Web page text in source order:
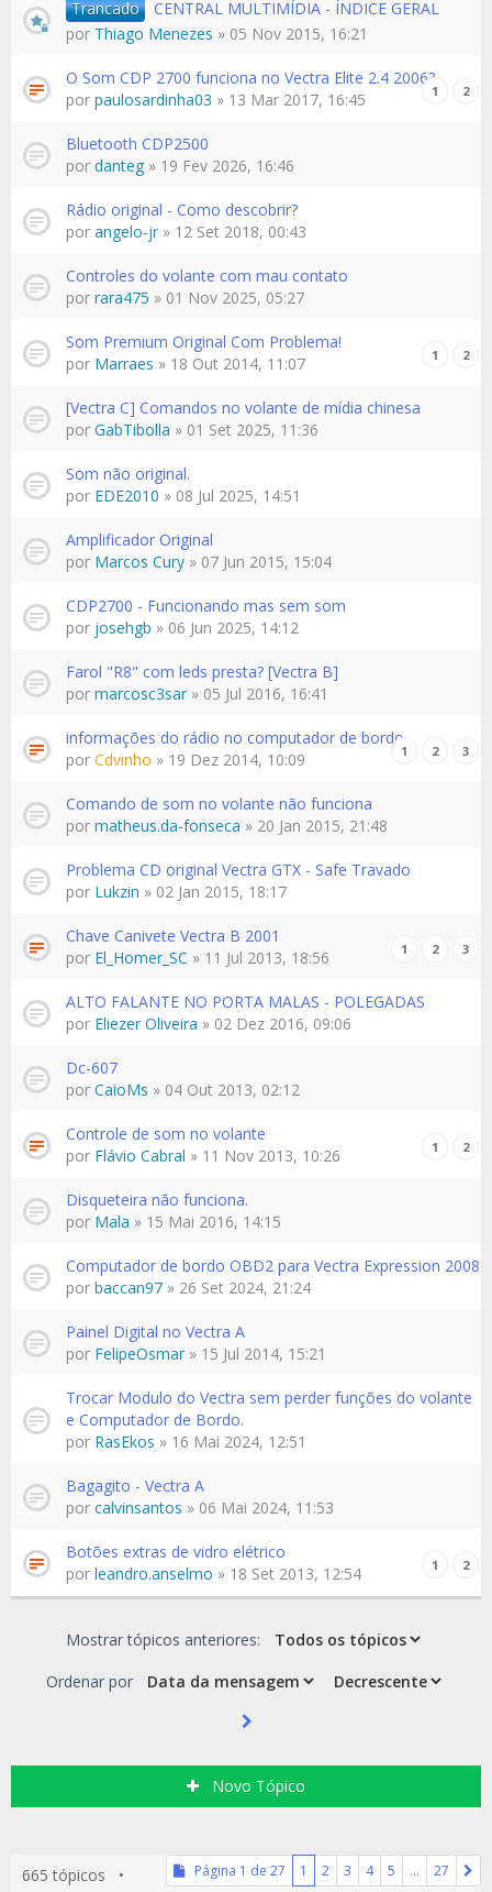
Trancado
CENTRAL MULTIMÍDIA - ÍNDICE GERAL
por Thiago Menezes » 05 Nov 2015, 16:21
O Som CDP 2700 funciona no Vectra Elite 2.4 2006?
1 2
por paulosardinha03 » 13 Mar 2017, 16:45
Bluetooth CDP2500
por danteg » 19 Fev 2026, 16:46
Rádio original - Como descobrir?
por angelo-jr » 12 Set 2018, 00:43
Controles do volante com mau contato
por rara475 » 01 Nov 2025, 05:27
Som Premium Original Com Problema!
1 2
por Marraes » 18 Out 2014, 11:07
[Vectra C] Comandos no volante de mídia chinesa
por GabTibolla » 01 Set 2025, 11:36
Som não original.
por EDE2010 » 08 Jul 2025, 14:51
Amplificador Original
por Marcos Cury » 07 Jun 2015, 15:04
CDP2700 - Funcionando mas sem som
por josehgb » 06 Jun 2025, 14:12
Farol "R8" com leds presta? [Vectra B]
por marcosc3sar » 05 Jul 2016, 16:41
informações do rádio no computador de bordo
1 2 3
por Cdvinho » 19 Dez 2014, 10:09
Comando de som no volante não funciona
por matheus.da-fonseca » 20 Jan 2015, 21:48
Problema CD original Vectra GTX - Safe Travado
por Lukzin » 02 Jan 2015, 18:17
Chave Canivete Vectra B 2001
1 2 3
por El_Homer_SC » 11 Jul 2013, 18:56
ALTO FALANTE NO PORTA MALAS - POLEGADAS
por Eliezer Oliveira » 02 Dez 2016, 09:06
Dc-607
por CaioMs » 04 Out 2013, 02:12
Controle de som no volante
1 2
por Flávio Cabral » 11 Nov 2013, 10:26
Disqueteira não funciona.
por Mala » 15 Mai 2016, 14:15
Computador de bordo OBD2 para Vectra Expression 2008
por baccan97 » 26 Set 2024, 21:24
Painel Digital no Vectra A
por FelipeOsmar » 15 Jul 2014, 15:21
Trocar Modulo do Vectra sem perder funções do volante
e Computador de Bordo.
por RasEkos » 16 Mai 2024, 12:51
Bagagito - Vectra A
por calvinsantos » 06 Mai 2024, 11:53
Botões extras de vidro elétrico
1 2
por leandro.anselmo » 18 Set 2013, 12:54
Mostrar tópicos anteriores:
Ordenar por
Novo Tópico
665 tópicos • Página 1 de 27 1 2 3 4 5 … 27